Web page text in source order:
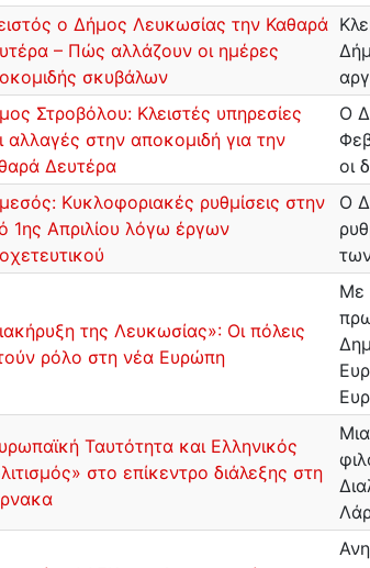
ο Δήμος Λευκωσίας την Καθαρά
– Πώς αλλάζουν οι ημέρες
σκυβάλων
Στροβόλου: Κλειστές υπηρεσίες
αλλαγές στην αποκομιδή για την
Δευτέρα
Ο
οι
Κυκλοφοριακές ρυθμίσεις στην
1ης Απριλίου λόγω έργων
Ο
της Λευκωσίας»: Οι πόλεις
ρόλο στη νέα Ευρώπη
Με
Ταυτότητα και Ελληνικός
στο επίκεντρο διάλεξης στη